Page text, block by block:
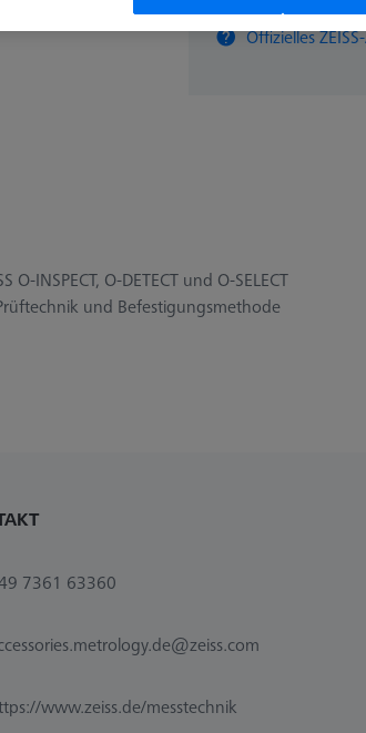
Offizielles
INSPECT, O-DETECT und O-SELECT
und Befestigungsmethode
7361 63360
www.zeiss.de/messtechnik